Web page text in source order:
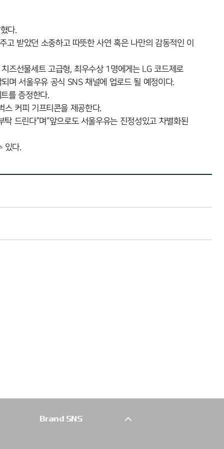
다.
고 받았던 소중하고 따뜻한 사연 혹은 나만의 감동적인 이
즈선물세트 고급형, 최우수상 1명에게는 LG 코드제로
며 서울우유 공식 SNS 채널에 업로드 될 예정이다.
를 증정한다.
스 커피 기프티콘을 제공한다.
드린다”며“앞으로도 서울우유는 진정성있고 차별화된
있다.